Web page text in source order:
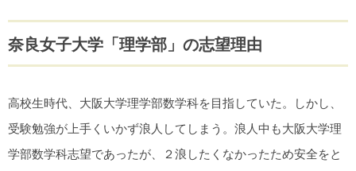
奈良女子大学「理学部」の志望理由
高校生時代、大阪大学理学部数学科を目指していた。しかし、
受験勉強が上手くいかず浪人してしまう。浪人中も大阪大学理
学部数学科志望であったが、２浪したくなかったため安全をと